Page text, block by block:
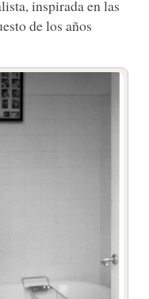
inspirada en las
de los años